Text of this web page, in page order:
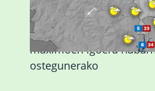
Giro eguzkitsua eta
maximoen igoera
ostegunerako